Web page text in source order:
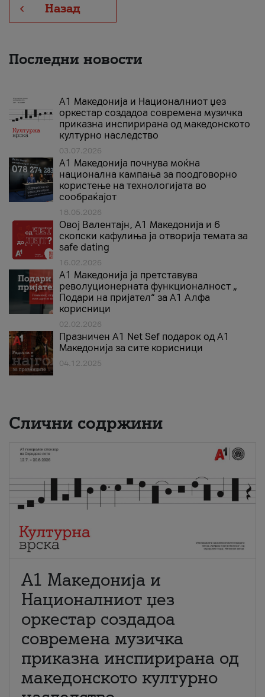
Назад
Последни новости
А1 Македонија и Националниот џез
оркестар создадоа современа музичка
приказна инспирирана од македонското
културно наследство
03.07.2026
A1 Македонија почнува моќна
национална кампања за поодговорно
користење на технологијата во
сообраќајот
18.05.2026
Овој Валентајн, A1 Македонија и 6
скопски кафулиња ја отворија темата за
safe dating
16.02.2026
А1 Македонија ја претставува
револуционерната функционалност „
Подари на пријател“ за А1 Алфа
корисници
02.02.2026
Празничен A1 Net Sеf подарок од А1
Македонија за сите корисници
04.12.2025
Слични содржини
А1 Македонија и
Националниот џез
оркестар создадоа
современа музичка
приказна инспирирана од
македонското културно